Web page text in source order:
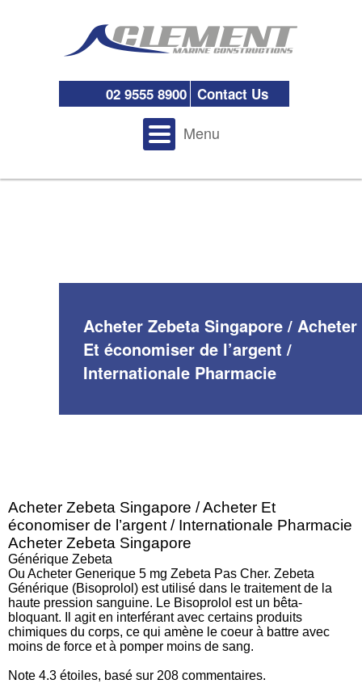
02 9555 8900 Contact Us
Menu
Acheter Zebeta Singapore / Acheter
Et économiser de l’argent /
Internationale Pharmacie
Acheter Zebeta Singapore / Acheter Et
économiser de l’argent / Internationale Pharmacie
Acheter Zebeta Singapore
Générique Zebeta
Ou Acheter Generique 5 mg Zebeta Pas Cher. Zebeta
Générique (Bisoprolol) est utilisé dans le traitement de la
haute pression sanguine. Le Bisoprolol est un bêta-
bloquant. Il agit en interférant avec certains produits
chimiques du corps, ce qui amène le coeur à battre avec
moins de force et à pomper moins de sang.
Note 4.3 étoiles, basé sur 208 commentaires.